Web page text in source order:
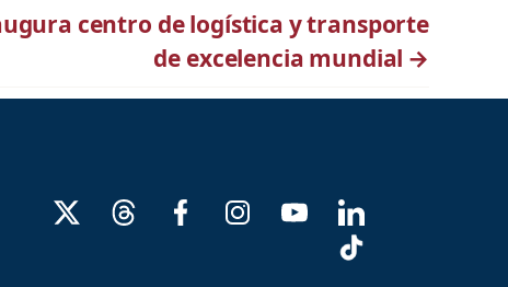
centro de logística y transporte
de excelencia mundial →